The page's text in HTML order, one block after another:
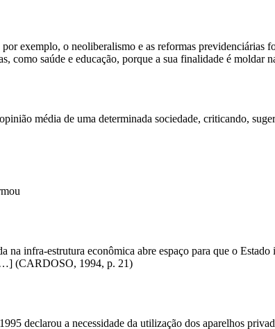
por exemplo, o neoliberalismo e as reformas
como saúde e educação, porque a sua finalidade é
média de uma determinada sociedade, criticando,
na infra-estrutura econômica abre espaço para que o
(CARDOSO, 1994, p. 21)
declarou a necessidade da utilização dos aparelhos